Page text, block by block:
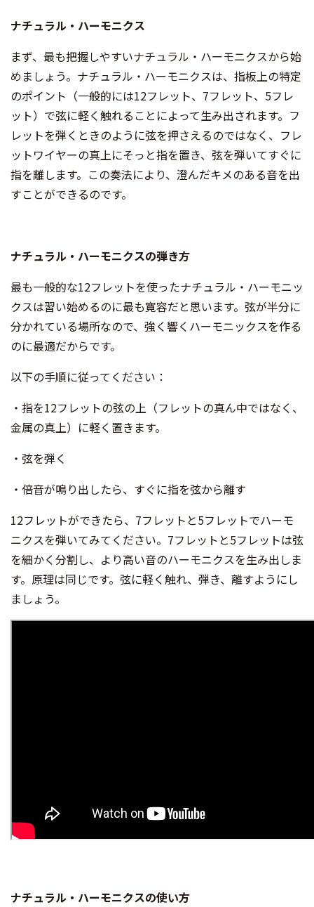
ナチュラル・ハーモニクス
まず、最も把握しやすいナチュラル・ハーモニクスから始
めましょう。ナチュラル・ハーモニクスは、指板上の特定
のポイント（一般的には12フレット、7フレット、5フレ
ット）で弦に軽く触れることによって生み出されます。フ
レットを弾くときのように弦を押さえるのではなく、フレ
ットワイヤーの真上にそっと指を置き、弦を弾いてすぐに
指を離します。この奏法により、澄んだキメのある音を出
すことができるのです。
ナチュラル・ハーモニクスの弾き方
最も一般的な12フレットを使ったナチュラル・ハーモニッ
クスは習い始めるのに最も寛容だと思います。弦が半分に
分かれている場所なので、強く響くハーモニックスを作る
のに最適だからです。
以下の手順に従ってください：
・指を12フレットの弦の上（フレットの真ん中ではなく、
金属の真上）に軽く置きます。
・弦を弾く
・倍音が鳴り出したら、すぐに指を弦から離す
12フレットができたら、7フレットと5フレットでハーモ
ニクスを弾いてみてください。7フレットと5フレットは弦
を細かく分割し、より高い音のハーモニクスを生み出しま
す。原理は同じです。弦に軽く触れ、弾き、離すようにし
ましょう。
ナチュラル・ハーモニクスの使い方